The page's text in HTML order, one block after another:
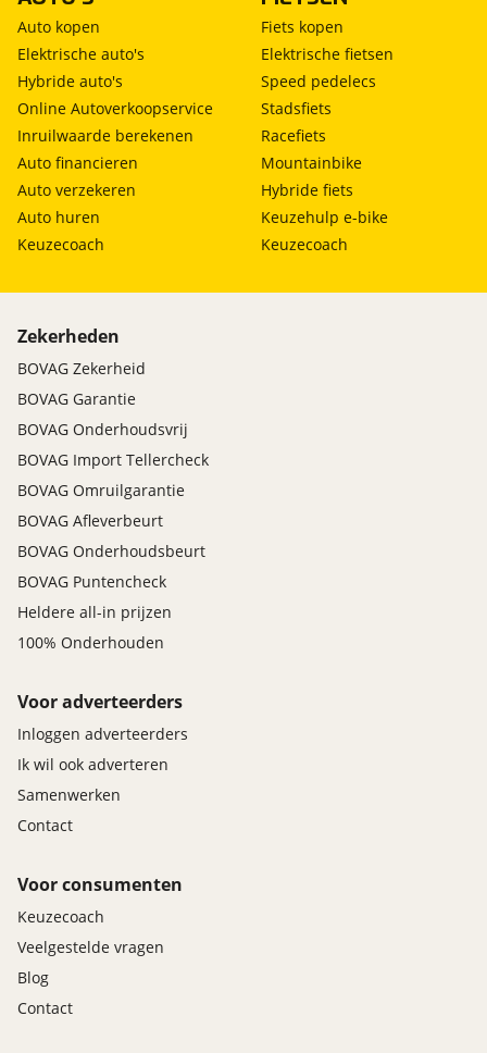
Auto kopen
Elektrische auto's
Hybride auto's
Online Autoverkoopservice
Inruilwaarde berekenen
Auto financieren
Auto verzekeren
Auto huren
Keuzecoach
Fiets kopen
Elektrische fietsen
Speed pedelecs
Stadsfiets
Racefiets
Mountainbike
Hybride fiets
Keuzehulp e-bike
Keuzecoach
Zekerheden
BOVAG Zekerheid
BOVAG Garantie
BOVAG Onderhoudsvrij
BOVAG Import Tellercheck
BOVAG Omruilgarantie
BOVAG Afleverbeurt
BOVAG Onderhoudsbeurt
BOVAG Puntencheck
Heldere all-in prijzen
100% Onderhouden
Voor adverteerders
Inloggen adverteerders
Ik wil ook adverteren
Samenwerken
Contact
Voor consumenten
Keuzecoach
Veelgestelde vragen
Blog
Contact